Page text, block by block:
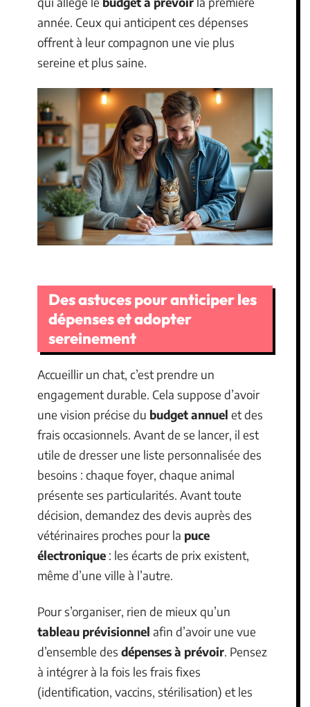
année. Ceux qui anticipent ces dépenses
offrent à leur compagnon une vie plus
sereine et plus saine.
Des astuces pour anticiper les
dépenses et adopter
sereinement
Accueillir un chat, c’est prendre un
engagement durable. Cela suppose d’avoir
une vision précise du budget annuel et des
frais occasionnels. Avant de se lancer, il est
utile de dresser une liste personnalisée des
besoins : chaque foyer, chaque animal
présente ses particularités. Avant toute
décision, demandez des devis auprès des
vétérinaires proches pour la puce
électronique : les écarts de prix existent,
même d’une ville à l’autre.
Pour s’organiser, rien de mieux qu’un
tableau prévisionnel afin d’avoir une vue
d’ensemble des dépenses à prévoir. Pensez
à intégrer à la fois les frais fixes
(identification, vaccins, stérilisation) et les